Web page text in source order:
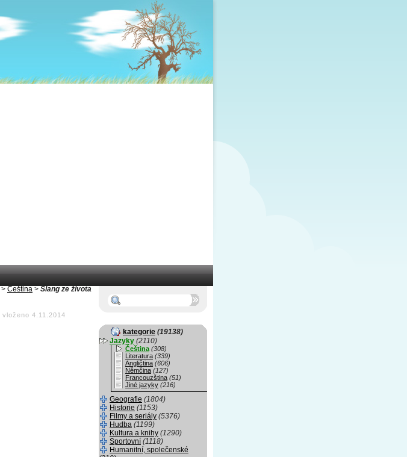
> Čeština > Slang ze života
vloženo 4.11.2014
kategorie (19138)
Jazyky (2110)
Čeština (308)
Literatura (339)
Angličtina (606)
Němčina (127)
Francouzština (51)
Jiné jazyky (216)
Geografie (1804)
Historie (1153)
Filmy a seriály (5376)
Hudba (1199)
Kultura a knihy (1290)
Sportovní (1118)
Humanitní, společenské